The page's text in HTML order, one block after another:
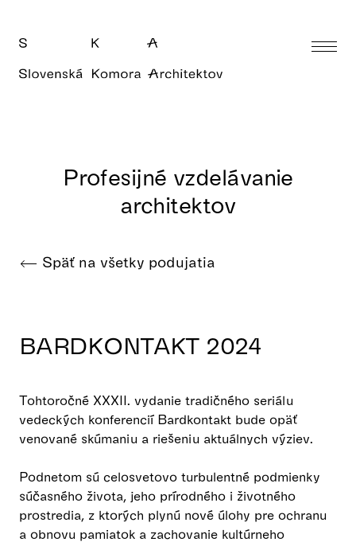
Profesijné vzdelávanie
architektov
Späť na všetky podujatia
BARDKONTAKT 2024
Tohtoročné XXXII. vydanie tradičného seriálu
vedeckých konferencií Bardkontakt bude opäť
venované skúmaniu a riešeniu aktuálnych výziev.
Podnetom sú celosvetovo turbulentné podmienky
súčasného života, jeho prírodného i životného
prostredia, z ktorých plynú nové úlohy pre ochranu
a obnovu pamiatok a zachovanie kultúrneho